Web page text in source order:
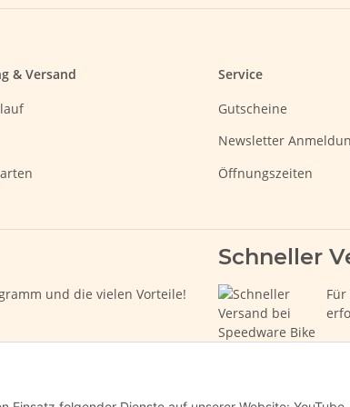
& Versand Service
Gutscheine
Newsletter
Öffnungszeiten
und die vielen Vorteile!
Schneller